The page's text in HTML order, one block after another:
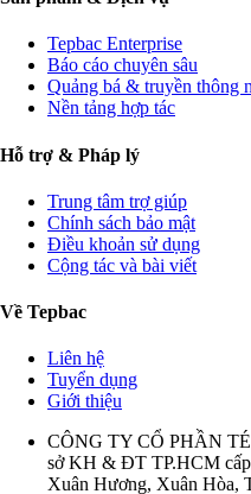
Tepbac Enterprise
Báo cáo chuyên sâu
Quảng bá & truyền thông
Nền tảng hợp tác
Hỗ trợ & Pháp lý
Trung tâm trợ giúp
Chính sách bảo mật
Điều khoản sử dụng
Cộng tác và bài viết
Về Tepbac
Liên hệ
Tuyển dụng
Giới thiệu
CÔNG TY CỔ PHẦN
sở KH & ĐT TP.HCM
Xuân Hương, Xuân Hòa,